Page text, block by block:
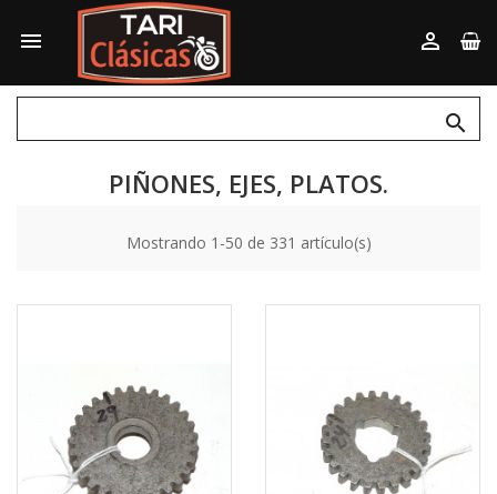
 

PIÑONES, EJES, PLATOS.
Mostrando 1-50 de 331 artículo(s)